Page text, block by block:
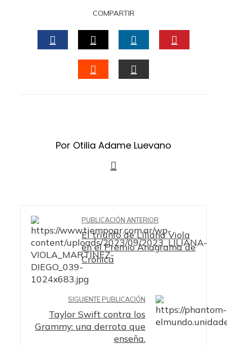
COMPARTIR
FACEBOOKTWITTERLINKEDIN
Por Otilia Adame Luevano
PUBLICACIÓN ANTERIOR
El triunfo de Liliana Viola
en el Premio Anagrama de
Crónica
SIGUIENTE PUBLICACIÓN
Taylor Swift contra los
Grammy: una derrota que
enseña.